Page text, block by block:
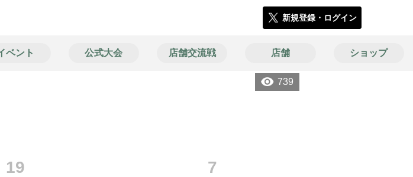
新規登録・ログイン
ベント 公式大会 店舗交流戦 店舗 ショップ
739
19 7